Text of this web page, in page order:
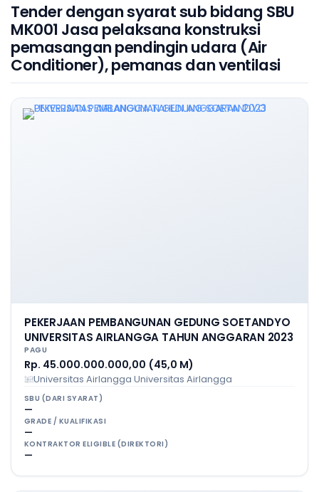
Tender dengan syarat sub bidang SBU
MK001 Jasa pelaksana konstruksi
pemasangan pendingin udara (Air
Conditioner), pemanas dan ventilasi
PEKERJAAN PEMBANGUNAN GEDUNG SOETANDYO
UNIVERSITAS AIRLANGGA TAHUN ANGGARAN 2023
PAGU
Rp. 45.000.000.000,00 (45,0 M)
Universitas Airlangga Universitas Airlangga
SBU (DARI SYARAT)
—
GRADE / KUALIFIKASI
—
KONTRAKTOR ELIGIBLE (DIREKTORI)
—